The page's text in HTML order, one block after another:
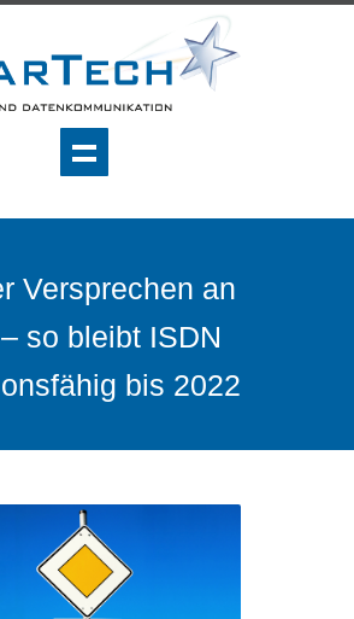
Versprechen an
so bleibt ISDN
bis 2022